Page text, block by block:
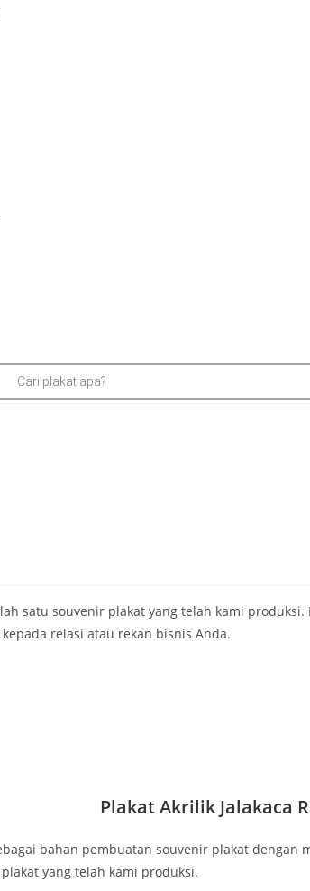
satu souvenir plakat yang telah kami
relasi atau rekan bisnis Anda.
Plakat Akrilik Jalakaca
bahan pembuatan souvenir plakat
yang telah kami produksi.